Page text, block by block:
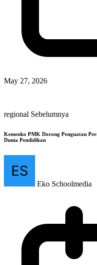
May 27, 2026
regional Sebelumnya
Kemenko PMK Dorong Penguatan
Dunia Pendidikan
Eko Schoolmedia